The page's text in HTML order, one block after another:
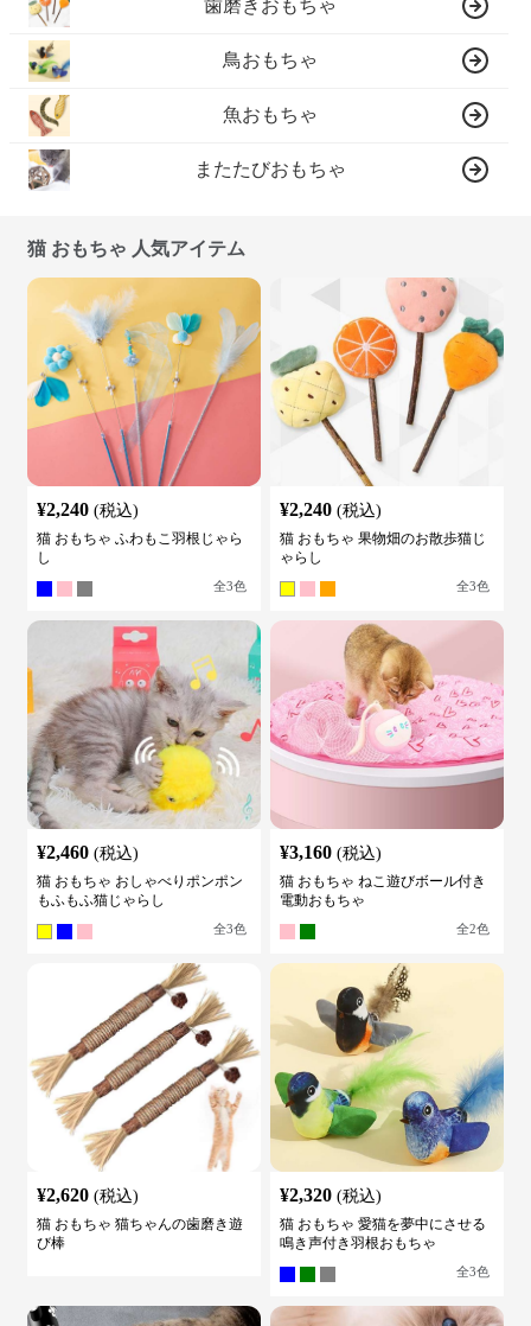
歯磨きおもちゃ
鳥おもちゃ
魚おもちゃ
またたびおもちゃ
猫 おもちゃ 人気アイテム
¥2,240 (税込)
猫 おもちゃ ふわもこ羽根じゃら
し
全3色
¥2,240 (税込)
猫 おもちゃ 果物畑のお散歩猫じ
ゃらし
全3色
¥2,460 (税込)
猫 おもちゃ おしゃべりポンポン
もふもふ猫じゃらし
全3色
¥3,160 (税込)
猫 おもちゃ ねこ遊びボール付き
電動おもちゃ
全2色
¥2,620 (税込)
猫 おもちゃ 猫ちゃんの歯磨き遊
び棒
¥2,320 (税込)
猫 おもちゃ 愛猫を夢中にさせる
鳴き声付き羽根おもちゃ
全3色